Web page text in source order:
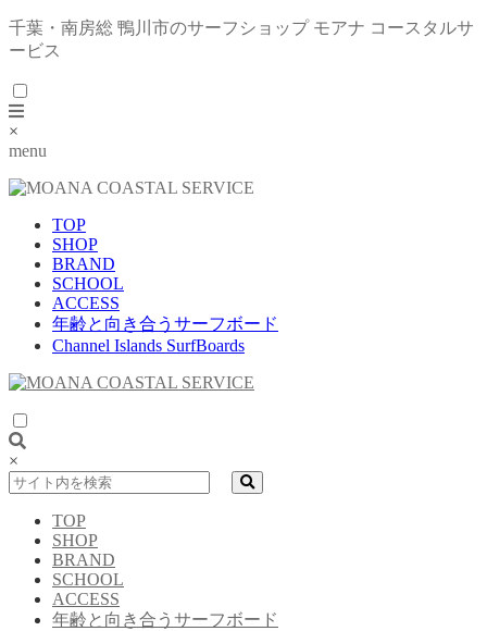
千葉・南房総 鴨川市のサーフショップ モアナ コースタルサ
ービス
×
menu
TOP
SHOP
BRAND
SCHOOL
ACCESS
年齢と向き合うサーフボード
Channel Islands SurfBoards
×
TOP
SHOP
BRAND
SCHOOL
ACCESS
年齢と向き合うサーフボード